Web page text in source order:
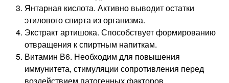
Янтарная кислота. Активно выводит остатки
этилового спирта из организма.
Экстракт артишока. Способствует формированию
отвращения к спиртным напиткам.
Витамин В6. Необходим для повышения
иммунитета, стимуляции сопротивления перед
воздействием патогенных факторов.